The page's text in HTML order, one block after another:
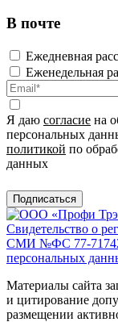
В почте
Ежедневная
Еженедельная
Я даю согласие на
персональных
политикой по
данных
Подписаться
Свидетельство о
СМИ №ФС 77-
персональных
Материалы сайта
и цитирование
размещении